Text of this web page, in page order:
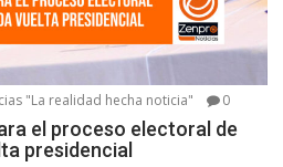
"La realidad hecha noticia" 0
el proceso electoral de
presidencial